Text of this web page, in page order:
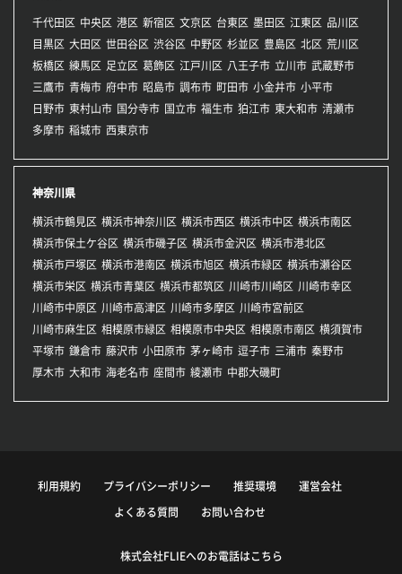
千代田区 中央区 港区 新宿区 文京区 台東区 墨田区 江東区 品川区
目黒区 大田区 世田谷区 渋谷区 中野区 杉並区 豊島区 北区 荒川区
板橋区 練馬区 足立区 葛飾区 江戸川区 八王子市 立川市 武蔵野市
三鷹市 青梅市 府中市 昭島市 調布市 町田市 小金井市 小平市
日野市 東村山市 国分寺市 国立市 福生市 狛江市 東大和市 清瀬市
多摩市 稲城市 西東京市
神奈川県
横浜市鶴見区 横浜市神奈川区 横浜市西区 横浜市中区 横浜市南区
横浜市保土ケ谷区 横浜市磯子区 横浜市金沢区 横浜市港北区
横浜市戸塚区 横浜市港南区 横浜市旭区 横浜市緑区 横浜市瀬谷区
横浜市栄区 横浜市青葉区 横浜市都筑区 川崎市川崎区 川崎市幸区
川崎市中原区 川崎市高津区 川崎市多摩区 川崎市宮前区
川崎市麻生区 相模原市緑区 相模原市中央区 相模原市南区 横須賀市
平塚市 鎌倉市 藤沢市 小田原市 茅ヶ崎市 逗子市 三浦市 秦野市
厚木市 大和市 海老名市 座間市 綾瀬市 中郡大磯町
利用規約 プライバシーポリシー 推奨環境 運営会社
よくある質問 お問い合わせ
株式会社FLIEへのお電話はこちら